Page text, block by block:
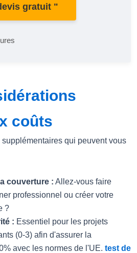
gratuit "
coûts
qui peuvent vous
couverture : Allez-vous faire
professionnel ou créer votre
?
: Essentiel pour les projets
(0-3) afin d'assurer la
avec les normes de l'UE. test de